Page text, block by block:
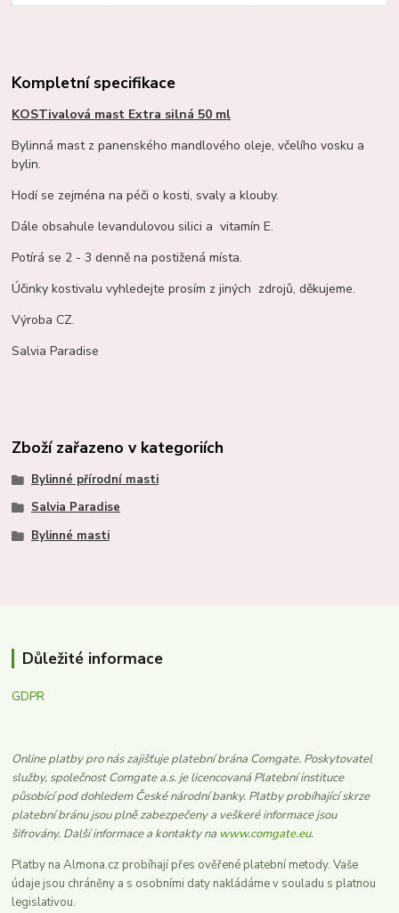
Kompletní specifikace
KOSTivalová mast Extra silná 50 ml
Bylinná mast z panenského mandlového oleje, včelího vosku a
bylin.
Hodí se zejména na péči o kosti, svaly a klouby.
Dále obsahule levandulovou silici a vitamín E.
Potírá se 2 - 3 denně na postižená místa.
Účinky kostivalu vyhledejte prosím z jiných zdrojů, děkujeme.
Výroba CZ.
Salvia Paradise
Zboží zařazeno v kategoriích
Bylinné přírodní masti
Salvia Paradise
Bylinné masti
Důležité informace
GDPR
Online platby pro nás zajišťuje platební brána Comgate. Poskytovatel
služby, společnost Comgate a.s. je licencovaná Platební instituce
působící pod dohledem České národní banky. Platby probíhající skrze
platební bránu jsou plně zabezpečeny a veškeré informace jsou
šifrovány. Další informace a kontakty na www.comgate.eu.
Platby na Almona.cz probíhají přes ověřené platební metody. Vaše
údaje jsou chráněny a s osobními daty nakládáme v souladu s platnou
legislativou.